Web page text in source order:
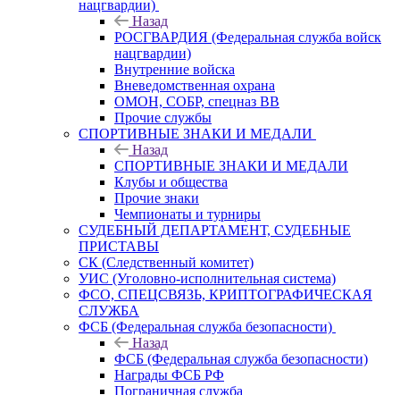
нацгвардии)
Назад
РОСГВАРДИЯ (Федеральная служба войск
нацгвардии)
Внутренние войска
Вневедомственная охрана
ОМОН, СОБР, спецназ ВВ
Прочие службы
СПОРТИВНЫЕ ЗНАКИ И МЕДАЛИ
Назад
СПОРТИВНЫЕ ЗНАКИ И МЕДАЛИ
Клубы и общества
Прочие знаки
Чемпионаты и турниры
СУДЕБНЫЙ ДЕПАРТАМЕНТ, СУДЕБНЫЕ
ПРИСТАВЫ
СК (Следственный комитет)
УИС (Уголовно-исполнительная система)
ФСО, СПЕЦСВЯЗЬ, КРИПТОГРАФИЧЕСКАЯ
СЛУЖБА
ФСБ (Федеральная служба безопасности)
Назад
ФСБ (Федеральная служба безопасности)
Награды ФСБ РФ
Пограничная служба